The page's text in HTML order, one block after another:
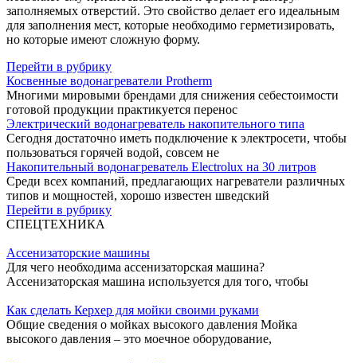
заполняемых отверстий. Это свойство делает его идеальным
для заполнения мест, которые необходимо герметизировать,
но которые имеют сложную форму.
Перейти в рубрику
Косвенные водонагреватели Protherm
Многими мировыми брендами для снижения себестоимости
готовой продукции практикуется перенос
Электрический водонагреватель накопительного типа
Сегодня достаточно иметь подключение к электросети, чтобы
пользоваться горячей водой, совсем не
Накопительный водонагреватель Electrolux на 30 литров
Среди всех компаний, предлагающих нагреватели различных
типов и мощностей, хорошо известен шведский
Перейти в рубрику
СПЕЦТЕХНИКА
Ассенизаторские машины
Для чего необходима ассенизаторская машина?
Ассенизаторская машина используется для того, чтобы
Как сделать Керхер для мойки своими руками
Общие сведения о мойках высокого давления Мойка
высокого давления – это моечное оборудование,